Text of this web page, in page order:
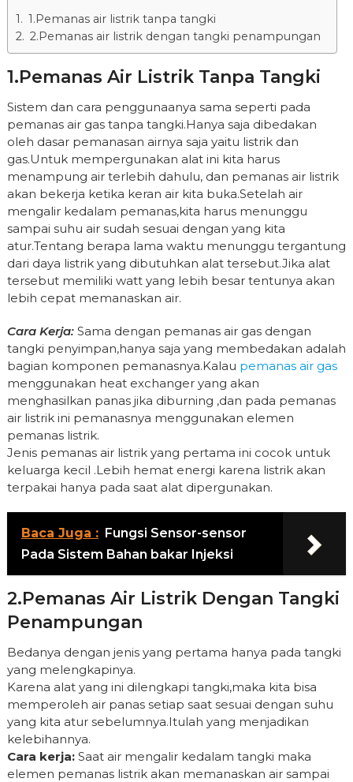
1.Pemanas air listrik tanpa tangki
2.Pemanas air listrik dengan tangki penampungan
1.Pemanas Air Listrik Tanpa Tangki
Sistem dan cara penggunaanya sama seperti pada
pemanas air gas tanpa tangki.Hanya saja dibedakan
oleh dasar pemanasan airnya saja yaitu listrik dan
gas.Untuk mempergunakan alat ini kita harus
menampung air terlebih dahulu, dan pemanas air listrik
akan bekerja ketika keran air kita buka.Setelah air
mengalir kedalam pemanas,kita harus menunggu
sampai suhu air sudah sesuai dengan yang kita
atur.Tentang berapa lama waktu menunggu tergantung
dari daya listrik yang dibutuhkan alat tersebut.Jika alat
tersebut memiliki watt yang lebih besar tentunya akan
lebih cepat memanaskan air.
Cara Kerja: Sama dengan pemanas air gas dengan
tangki penyimpan,hanya saja yang membedakan adalah
bagian komponen pemanasnya.Kalau pemanas air gas
menggunakan heat exchanger yang akan
menghasilkan panas jika diburning ,dan pada pemanas
air listrik ini pemanasnya menggunakan elemen
pemanas listrik.
Jenis pemanas air listrik yang pertama ini cocok untuk
keluarga kecil .Lebih hemat energi karena listrik akan
terpakai hanya pada saat alat dipergunakan.
Baca Juga : Fungsi Sensor-sensor
Pada Sistem Bahan bakar Injeksi
2.Pemanas Air Listrik Dengan Tangki
Penampungan
Bedanya dengan jenis yang pertama hanya pada tangki
yang melengkapinya.
Karena alat yang ini dilengkapi tangki,maka kita bisa
memperoleh air panas setiap saat sesuai dengan suhu
yang kita atur sebelumnya.Itulah yang menjadikan
kelebihannya.
Cara kerja: Saat air mengalir kedalam tangki maka
elemen pemanas listrik akan memanaskan air sampai